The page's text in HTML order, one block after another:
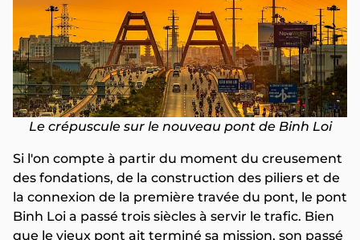
Le crépuscule sur le nouveau pont de Binh Loi
Si l'on compte à partir du moment du creusement
des fondations, de la construction des piliers et de
la connexion de la première travée du pont, le pont
Binh Loi a passé trois siècles à servir le trafic. Bien
que le vieux pont ait terminé sa mission, son passé